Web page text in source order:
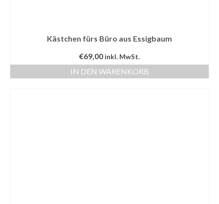
Kästchen fürs Büro aus Essigbaum
€69,00 inkl. MwSt.
IN DEN WARENKORB